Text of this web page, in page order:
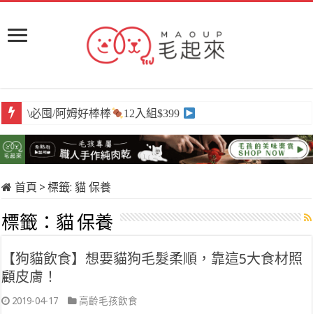
\必囤/阿姆好棒棒 12入組$399
首頁 > 標籤: 貓 保養
標籤： 貓 保養
【狗貓飲食】想要貓狗毛髮柔順，靠這5大食材照
顧皮膚！
2019-04-17 高齡毛孩飲食